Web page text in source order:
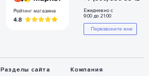
Разделы сайта Компания
Ежедневно с
9:00 до 21:00
Перезвоните мне